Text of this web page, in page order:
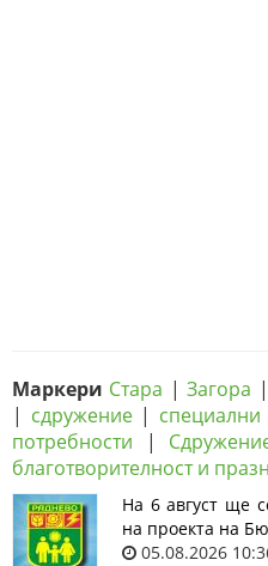
Маркери Стара |Загора
| сдружение| специални
потребности |
благотворителност и
На 6 август ще
на проекта на
05.08.2026